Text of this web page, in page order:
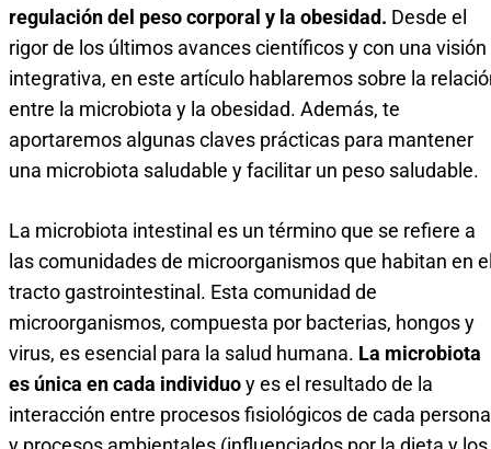
regulación del peso corporal y la obesidad. Desde el
rigor de los últimos avances científicos y con una visión
integrativa, en este artículo hablaremos sobre la
entre la microbiota y la obesidad. Además, te
aportaremos algunas claves prácticas para mantener
una microbiota saludable y facilitar un peso saludable.
La microbiota intestinal es un término que se refiere a
las comunidades de microorganismos que habitan en
tracto gastrointestinal. Esta comunidad de
microorganismos, compuesta por bacterias, hongos y
virus, es esencial para la salud humana. La microbiota
es única en cada individuoy es el resultado de la
interacción entre procesos fisiológicos de cada persona